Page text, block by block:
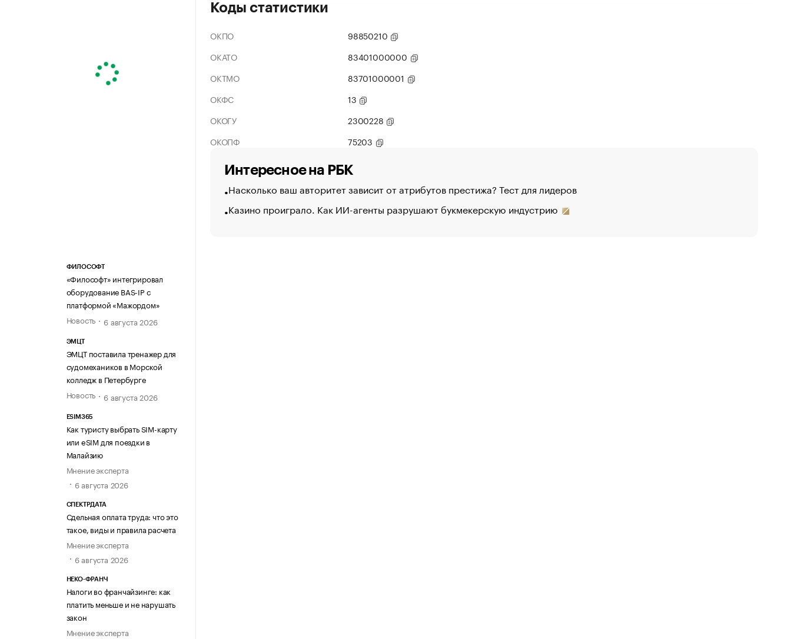
ФИЛОСОФТ
«Философт» интегрировал
оборудование BAS-IP с
платформой «Мажордом»
Новость
6 августа 2026
ЭМЦТ
ЭМЦТ поставила тренажер для
судомехаников в Морской
колледж в Петербурге
Новость
6 августа 2026
ESIM365
Как туристу выбрать SIM-карту
или eSIM для поездки в
Малайзию
Мнение эксперта
6 августа 2026
СПЕКТРДАТА
Сдельная оплата труда: что это
такое, виды и правила расчета
Мнение эксперта
6 августа 2026
НЕКО-ФРАНЧ
Налоги во франчайзинге: как
платить меньше и не нарушать
закон
Мнение эксперта
Коды статистики
ОКПО
98850210
ОКАТО
83401000000
ОКТМО
83701000001
ОКФС
13
ОКОГУ
2300228
ОКОПФ
75203
Интересное на РБК
Насколько ваш авторитет зависит от атрибутов престижа? Тест для лидеров
Казино проиграло. Как ИИ-агенты разрушают букмекерскую индустрию